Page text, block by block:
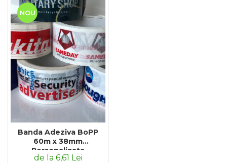
NOU
Banda Adeziva BoPP
60m x 38mm
Personalizata
de la 6,61 Lei